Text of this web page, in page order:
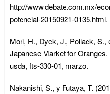
http://www.debate.com.mx/
potencial-20150921-
Mori, H., Dyck, J., Pollack, S.,
Japanese Market for
usda, fts-330-01, marzo.
Nakanishi, S., y Futaya, T.